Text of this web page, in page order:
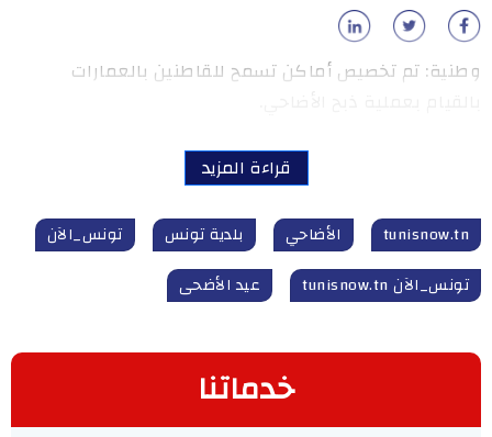
وطنية: تم تخصيص أماكن تسمح للقاطنين بالعمارات
قراءة المزيد
tunisnow.tn الأضاحي بلدية تونس
تونس_الآن
تونس_الآن tunisnow.tn
عيد الأضحى
خدماتنا